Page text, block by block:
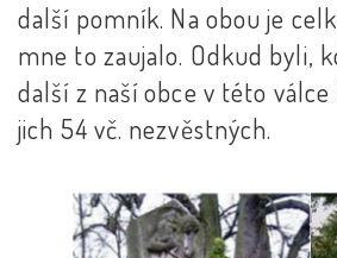
další pomník. Na obou je
mne to zaujalo. Odkud byli,
další z naší obce v této
jich 54 vč. nezvěstných.